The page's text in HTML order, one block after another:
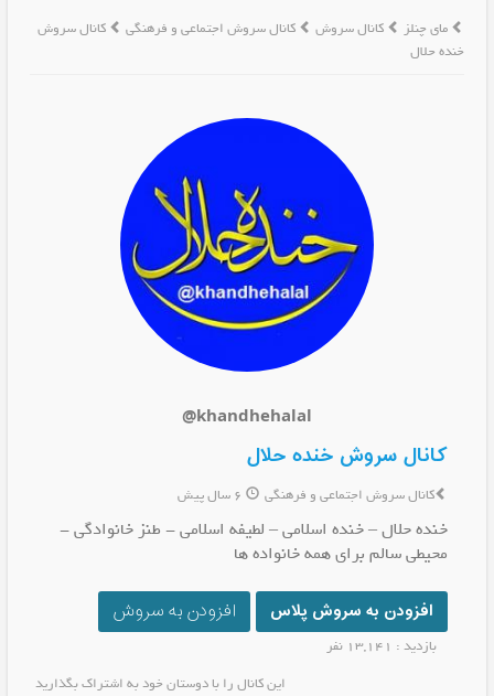
مای چنلز کانال سروش کانال سروش اجتماعی و فرهنگی
کانال سروش
خنده حلال
@khandhehalal
کانال سروش خنده حلال
کانال سروش اجتماعی و فرهنگی
خنده حلال – خنده اسلامی – لطیفه اسلامی - طنز خانوادگی -
محیطی سالم برای همه خانواده ها
افزودن به سروش پلاس افزودن به سروش
بازدید : 13,141 نفر
این کانال را با دوستان خود به اشتراک بگذارید